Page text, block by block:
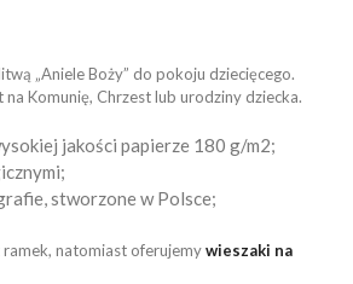
„Aniele Boży” do pokoju dziecięcego.
Komunię, Chrzest lub urodziny dziecka.
jakości papierze 180 g/m2;
stworzone w Polsce;
natomiast oferujemywieszaki na